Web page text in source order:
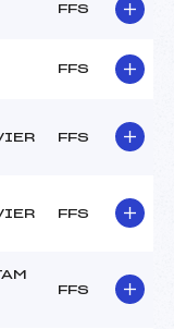
FFS
FFS
FFS
FFS
FFS